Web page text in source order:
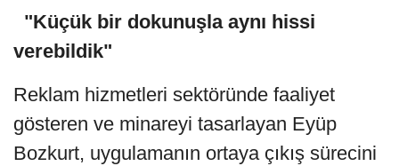
"Küçük bir dokunuşla aynı hissi
verebildik"
Reklam hizmetleri sektöründe faaliyet
gösteren ve minareyi tasarlayan Eyüp
Bozkurt, uygulamanın ortaya çıkış sürecini